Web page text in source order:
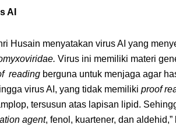
AI
Husain menyatakan virus AI yang
Virus ini memiliki materi
reading berguna untuk menjaga agar
virus AI, yang tidak memiliki proof
tersusun atas lapisan lipid.
agent, fenol, kuartener, dan aldehid,”